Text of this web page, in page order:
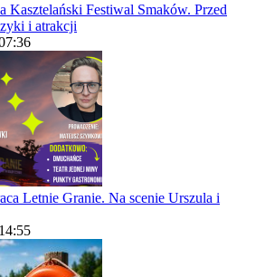
Kasztelański Festiwal Smaków. Przed
i atrakcji
Letnie Granie. Na scenie Urszula i